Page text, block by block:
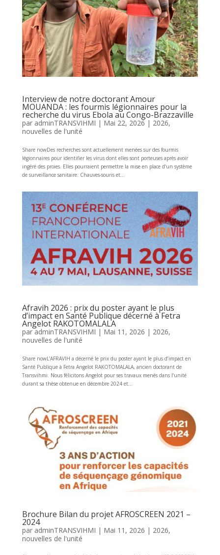
Interview de notre doctorant Amour
MOUANDA : les fourmis légionnaires pour la
recherche du virus Ebola au Congo-Brazzaville
par adminTRANSVIHMI | Mai 22, 2026| 2026,
nouvelles de l'unité
Share nowDes recherches sont actuellement menées sur des fourmis
légionnaires pour identifier les virus dont elles sont porteuses après avoir
ingéré des proies. Elles pourraient permettre la mise en place d’un système
de surveillance sanitaire. Chauves-souris et...
Afravih 2026 : prix du poster ayant le plus
d’impact en Santé Publique décerné à Fetra
Angelot RAKOTOMALALA
par adminTRANSVIHMI | Mai 11, 2026 | 2026,
nouvelles de l'unité
Share nowL’AFRAVIH a décerné le prix du poster ayant le plus d’impact en
Santé Publique à Fetra Angelot RAKOTOMALALA, ancien doctorant de
Transvihmi. Nous félicitons Angelot pour ses travaux menés dans l’unité
durant sa thèse obtenue en décembre 2024 et...
Brochure Bilan du projet AFROSCREEN 2021 –
2024
par adminTRANSVIHMI | Mai 11, 2026 | 2026,
nouvelles de l'unité